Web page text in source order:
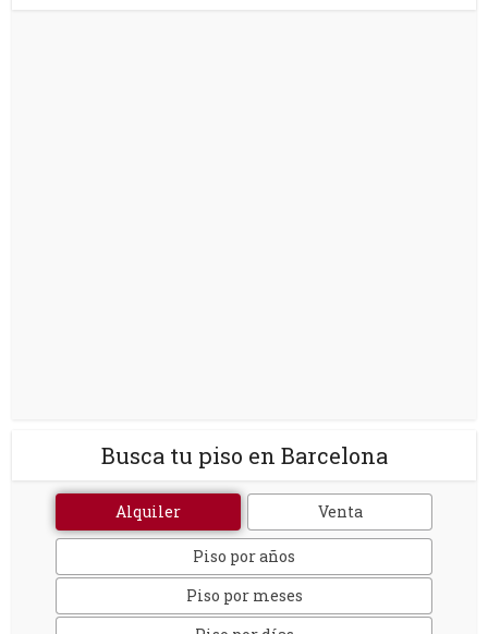
Busca tu piso en Barcelona
Alquiler Venta
Piso por años
Piso por meses